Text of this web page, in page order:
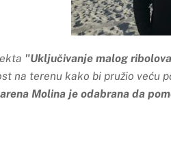
"Uključivanje malog
na terenu kako bi pružio veću
Molina je odabrana da